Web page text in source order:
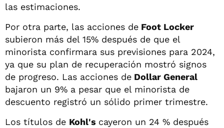
las estimaciones.
Por otra parte, las acciones de Foot Locker
subieron más del 15% después de que el
minorista confirmara sus previsiones para 2024,
ya que su plan de recuperación mostró signos
de progreso. Las acciones de Dollar General
bajaron un 9% a pesar que el minorista de
descuento registró un sólido primer trimestre.
Los títulos de Kohl's cayeron un 24 % después